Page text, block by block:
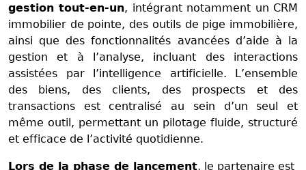
gestion tout-en-un, intégrant notamment un CRM
immobilier de pointe, des outils de pige immobilière,
ainsi que des fonctionnalités avancées d’aide à la
gestion et à l’analyse, incluant des interactions
assistées par l’intelligence artificielle. L’ensemble
des biens, des clients, des prospects et des
transactions est centralisé au sein d’un seul et
même outil, permettant un pilotage fluide, structuré
et efficace de l’activité quotidienne.
Lors de la phase de lancement, le partenaire est